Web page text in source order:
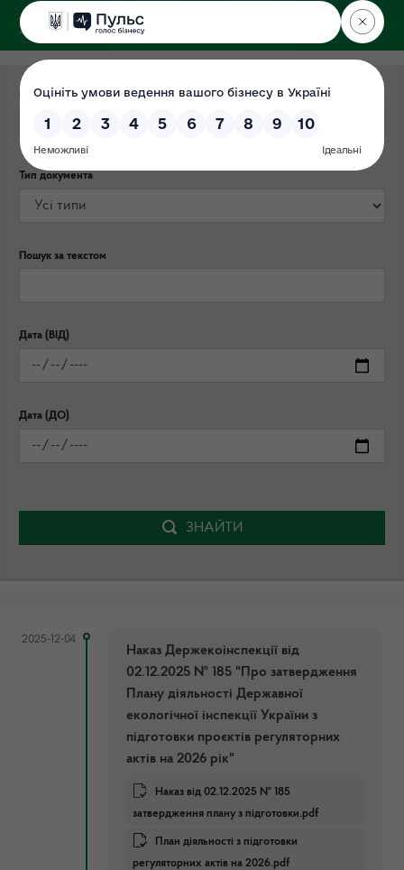
ДЕРЖЕКОІНСПЕКЦІЯ
Категорія публікації
Тип документа
Пошук за текстом
Дата (ВІД)
Дата (ДО)
ЗНАЙТИ
2025-12-04
Наказ Держекоінспекції від
02.12.2025 № 185 "Про затвердження
Плану діяльності Державної
екологічної інспекції України з
підготовки проєктів регуляторних
актів на 2026 рік"
Наказ від 02.12.2025 № 185
затвердження плану з підготовки.pdf
План діяльності з підготовки
регуляторних актів на 2026.pdf